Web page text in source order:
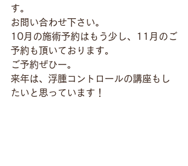
す。
お問い合わせ下さい。
10月の施術予約はもう少し、11月のご
予約も頂いております。
ご予約ぜひー。
来年は、浮腫コントロールの講座もし
たいと思っています！